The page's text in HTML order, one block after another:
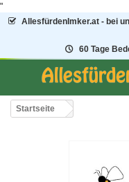
"
AllesfürdenImker.at - bei
60 Tage
Startseite